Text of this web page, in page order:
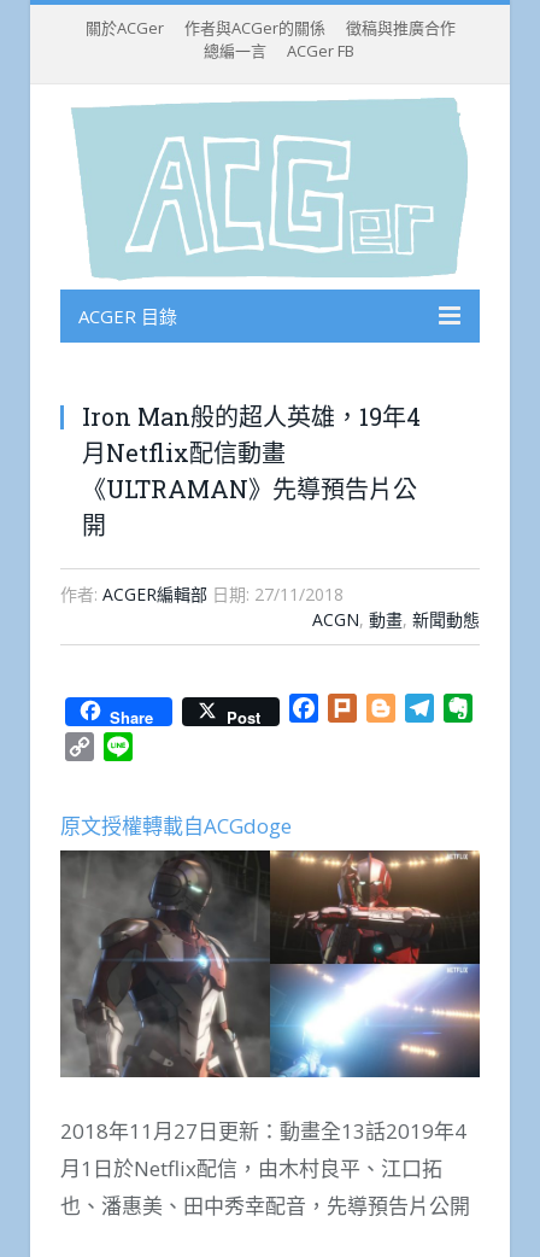
關於ACGer 作者與ACGer的關係
徵稿與推廣合作
總編一言
ACGer FB
ACGER 目錄
Iron Man般的超人英雄，19年4
月Netflix配信動畫
《ULTRAMAN》先導預告片公
開
作者: ACGER編輯部 日期: 27/11/2018
ACGN, 動畫, 新聞動態
Share Post Facebook
Plurk BloggerTelegram
Copy
原文授權轉載自ACGdoge
2018年11月27日更新：動畫全13話2019年4
月1日於Netflix配信，由木村良平、江口拓
也、潘惠美、田中秀幸配音，先導預告片公開